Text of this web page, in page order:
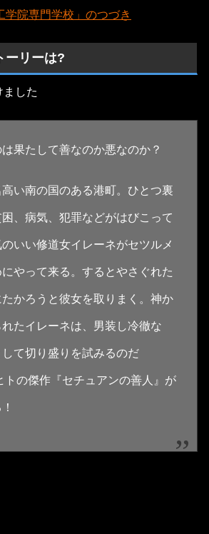
学院専門学校」のつづき
ーリーは?
ました
果たして善なのか悪なのか？
い南の国のある港町。ひとつ裏
、病気、犯罪などがはびこって
いい修道女イレーネがセツルメ
やって来る。するとやさぐれた
かろうと彼女を取りまく。神か
たイレーネは、男装し冷徹な
て切り盛りを試みるのだ
トの傑作『セチュアンの善人』が